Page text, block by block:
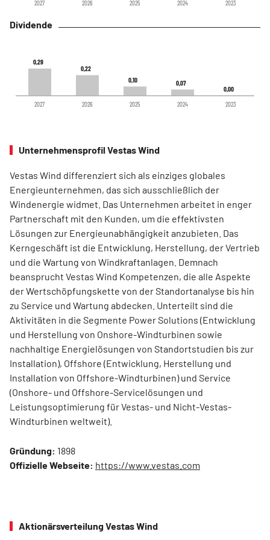
2027 2026 2025 2024 2023
Dividende
0,29
0,29
0,22
0,22
0,10
0,10 0,07
0,07
0,00
0,00
2027 2026 2025 2024 2023
Unternehmensprofil Vestas Wind
Vestas Wind differenziert sich als einziges globales
Energieunternehmen, das sich ausschließlich der
Windenergie widmet. Das Unternehmen arbeitet in enger
Partnerschaft mit den Kunden, um die effektivsten
Lösungen zur Energieunabhängigkeit anzubieten. Das
Kerngeschäft ist die Entwicklung, Herstellung, der Vertrieb
und die Wartung von Windkraftanlagen. Demnach
beansprucht Vestas Wind Kompetenzen, die alle Aspekte
der Wertschöpfungskette von der Standortanalyse bis hin
zu Service und Wartung abdecken. Unterteilt sind die
Aktivitäten in die Segmente Power Solutions (Entwicklung
und Herstellung von Onshore-Windturbinen sowie
nachhaltige Energielösungen von Standortstudien bis zur
Installation), Offshore (Entwicklung, Herstellung und
Installation von Offshore-Windturbinen) und Service
(Onshore- und Offshore-Servicelösungen und
Leistungsoptimierung für Vestas- und Nicht-Vestas-
Windturbinen weltweit).
Gründung: 1898
Offizielle Webseite: https://www.vestas.com
Aktionärsverteilung Vestas Wind